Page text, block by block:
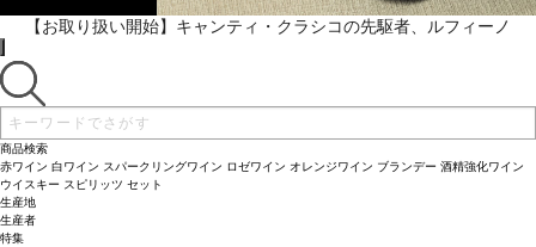
【お取り扱い開始】キャンティ・クラシコの先駆者、ルフィーノ
商品検索
赤ワイン 白ワイン スパークリングワイン ロゼワイン オレンジワイン ブランデー 酒精強化ワイン
ウイスキー スピリッツ セット
生産地
生産者
特集